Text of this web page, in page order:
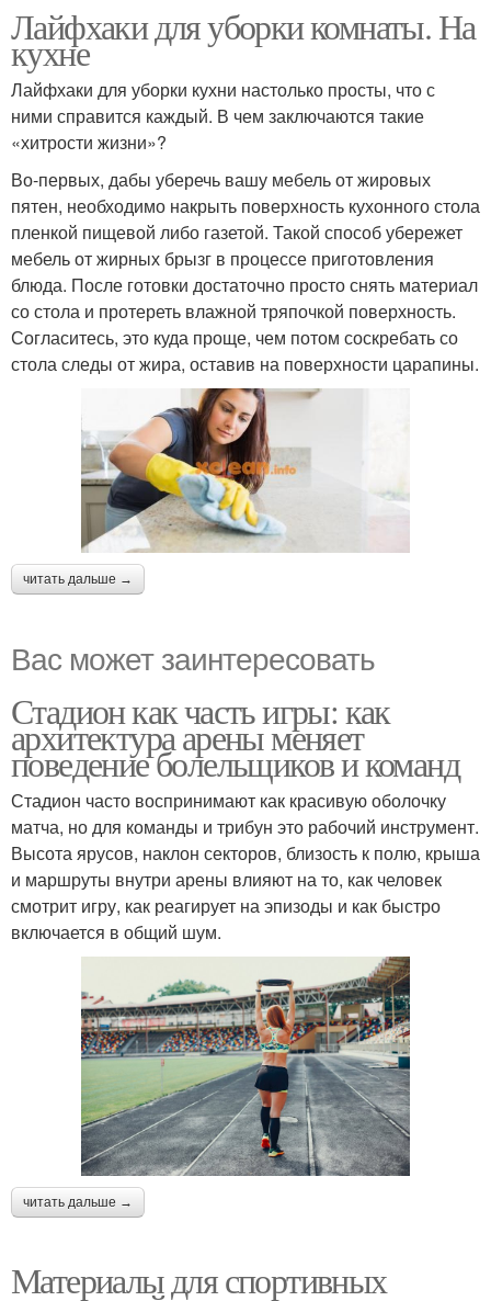
Лайфхаки для уборки комнаты. На
кухне
Лайфхаки для уборки кухни настолько просты, что с
ними справится каждый. В чем заключаются такие
«хитрости жизни»?
Во-первых, дабы уберечь вашу мебель от жировых
пятен, необходимо накрыть поверхность кухонного стола
пленкой пищевой либо газетой. Такой способ убережет
мебель от жирных брызг в процессе приготовления
блюда. После готовки достаточно просто снять материал
со стола и протереть влажной тряпочкой поверхность.
Согласитесь, это куда проще, чем потом соскребать со
стола следы от жира, оставив на поверхности царапины.
читать дальше →
Вас может заинтересовать
Стадион как часть игры: как
архитектура арены меняет
поведение болельщиков и команд
Стадион часто воспринимают как красивую оболочку
матча, но для команды и трибун это рабочий инструмент.
Высота ярусов, наклон секторов, близость к полю, крыша
и маршруты внутри арены влияют на то, как человек
смотрит игру, как реагирует на эпизоды и как быстро
включается в общий шум.
читать дальше →
Материалы для спортивных